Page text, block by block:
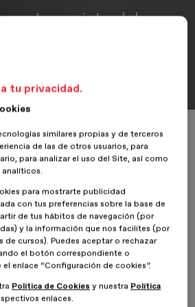
del
2019!
estamos de suerte! Los días 3, 4 y 5 de
Disseny de Barcelona, se celebrará el
nacional, y nosotros, una vez más,
este evento. Disfrutaremos de
tu privacidad.
similares propias y de terceros
de las de otros usuarios, para
para analizar el uso del Site, así como
para mostrarte publicidad
con tus preferencias sobre la base de
de tus hábitos de navegación (por
y la información que nos facilites (por
de cursos). Puedes aceptar o rechazar
el botón correspondiente o
enlace “Configuración de cookies”.
Política de Cookies y nuestra Política
enlaces.